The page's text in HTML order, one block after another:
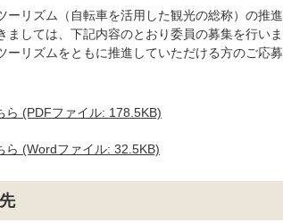
ーリズム（自転車を活用した観光の総称）の推
ましては、下記内容のとおり委員の募集を行い
ーリズムをともに推進していただける方のご応
ら (PDFファイル: 178.5KB)
ら (Wordファイル: 32.5KB)